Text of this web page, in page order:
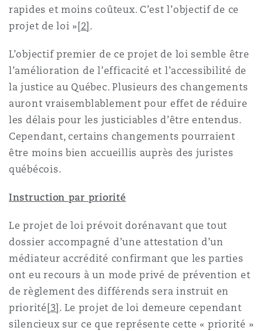
rapides et moins coûteux. C’est l’objectif de ce
projet de loi » [2] .
L’objectif premier de ce projet de loi semble être
l’amélioration de l’efficacité et l’accessibilité de
la justice au Québec. Plusieurs des changements
auront vraisemblablement pour effet de réduire
les délais pour les justiciables d’être entendus.
Cependant, certains changements pourraient
être moins bien accueillis auprès des juristes
québécois.
Instruction par priorité
Le projet de loi prévoit dorénavant que tout
dossier accompagné d’une attestation d’un
médiateur accrédité confirmant que les parties
ont eu recours à un mode privé de prévention et
de règlement des différends sera instruit en
priorité [3] . Le projet de loi demeure cependant
silencieux sur ce que représente cette « priorité »